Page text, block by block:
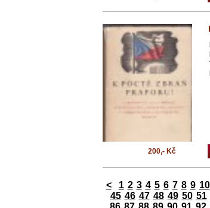
200,- Kč
< 1 2 3 4 5 6 7 8 9 10
45 46 47 48 49 50 51